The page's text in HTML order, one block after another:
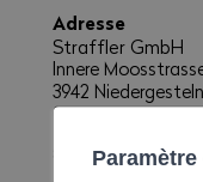
Adresse
Straffler GmbH
Innere
3942 Niedergesteln